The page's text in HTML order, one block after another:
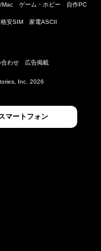
Mac ゲーム・ホビー 自作PC
格安SIM 家電ASCII
合わせ 広告掲載
Inc. 2026
スマートフォン